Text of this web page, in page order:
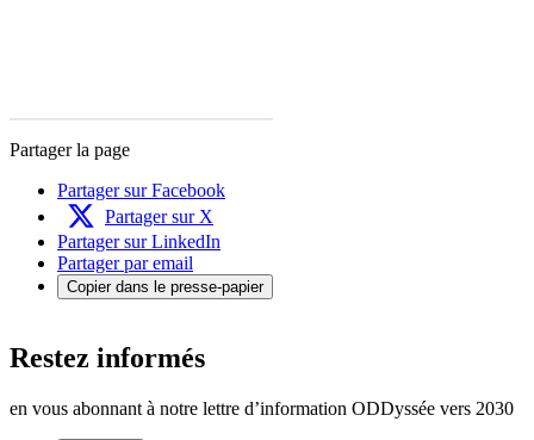
Partager la page
Partager sur Facebook
Partager sur X
Partager sur LinkedIn
Partager par email
Copier dans le presse-papier
Restez informés
en vous abonnant à notre lettre d’information ODDyssée vers 2030